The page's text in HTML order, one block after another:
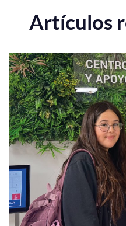
Artículos